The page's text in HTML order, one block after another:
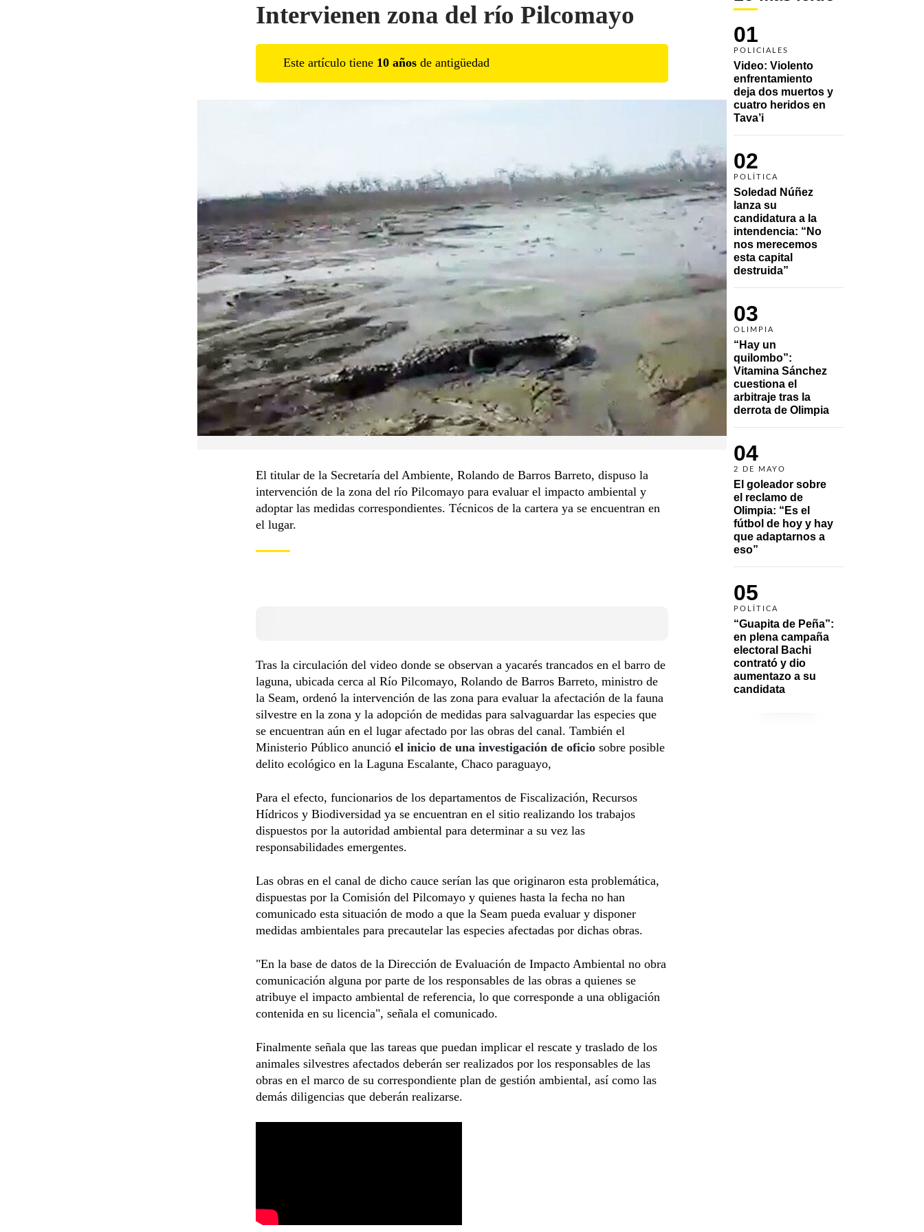
01
POLICIALES
Video: Violento
enfrentamiento
deja dos muertos y
cuatro heridos en
Tava’i
02
POLÍTICA
Soledad Núñez
lanza su
candidatura a la
intendencia: “No
nos merecemos
esta capital
destruida”
03
OLIMPIA
“Hay un
quilombo”:
Vitamina Sánchez
cuestiona el
arbitraje tras la
derrota de Olimpia
04
2 DE MAYO
El goleador sobre
el reclamo de
Olimpia: “Es el
fútbol de hoy y hay
que adaptarnos a
eso”
05
POLÍTICA
“Guapita de Peña”:
en plena campaña
electoral Bachi
contrató y dio
aumentazo a su
candidata
Intervienen zona del río Pilcomayo
Este artículo tiene 10 años de antigüedad
El titular de la Secretaría del Ambiente, Rolando de Barros Barreto, dispuso la
intervención de la zona del río Pilcomayo para evaluar el impacto ambiental y
adoptar las medidas correspondientes. Técnicos de la cartera ya se encuentran en
el lugar.
Tras la circulación del video donde se observan a yacarés trancados en el barro de
laguna, ubicada cerca al Río Pilcomayo, Rolando de Barros Barreto, ministro de
la Seam, ordenó la intervención de las zona para evaluar la afectación de la fauna
silvestre en la zona y la adopción de medidas para salvaguardar las especies que
se encuentran aún en el lugar afectado por las obras del canal. También el
Ministerio Público anunció el inicio de una investigación de oficio sobre posible
delito ecológico en la Laguna Escalante, Chaco paraguayo,
Para el efecto, funcionarios de los departamentos de Fiscalización, Recursos
Hídricos y Biodiversidad ya se encuentran en el sitio realizando los trabajos
dispuestos por la autoridad ambiental para determinar a su vez las
responsabilidades emergentes.
Las obras en el canal de dicho cauce serían las que originaron esta problemática,
dispuestas por la Comisión del Pilcomayo y quienes hasta la fecha no han
comunicado esta situación de modo a que la Seam pueda evaluar y disponer
medidas ambientales para precautelar las especies afectadas por dichas obras.
"En la base de datos de la Dirección de Evaluación de Impacto Ambiental no obra
comunicación alguna por parte de los responsables de las obras a quienes se
atribuye el impacto ambiental de referencia, lo que corresponde a una obligación
contenida en su licencia", señala el comunicado.
Finalmente señala que las tareas que puedan implicar el rescate y traslado de los
animales silvestres afectados deberán ser realizados por los responsables de las
obras en el marco de su correspondiente plan de gestión ambiental, así como las
demás diligencias que deberán realizarse.